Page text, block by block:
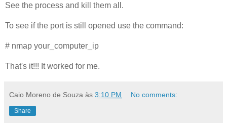
See the process and kill them all.
To see if the port is still opened use the command:
# nmap your_computer_ip
That's it!!! It worked for me.
Caio Moreno de Souza às 3:10 PM No comments:
Share